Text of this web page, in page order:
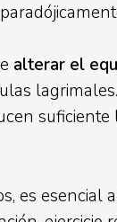
alterar el
es esencial